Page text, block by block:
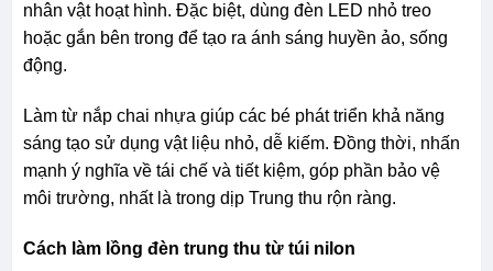
nhân vật hoạt hình. Đặc biệt, dùng đèn LED nhỏ treo
hoặc gắn bên trong để tạo ra ánh sáng huyền ảo, sống
động.
Làm từ nắp chai nhựa giúp các bé phát triển khả năng
sáng tạo sử dụng vật liệu nhỏ, dễ kiếm. Đồng thời, nhấn
mạnh ý nghĩa về tái chế và tiết kiệm, góp phần bảo vệ
môi trường, nhất là trong dịp Trung thu rộn ràng.
Cách làm lồng đèn trung thu từ túi nilon